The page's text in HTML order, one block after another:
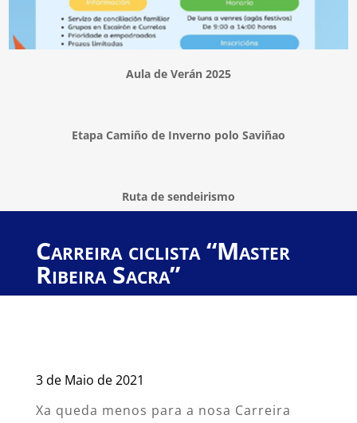
Aula de Verán 2025
Etapa Camiño de Inverno polo Saviñao
Ruta de sendeirismo
Carreira ciclista “Master
Ribeira Sacra”
3 de Maio de 2021
Xa queda menos para a nosa Carreira